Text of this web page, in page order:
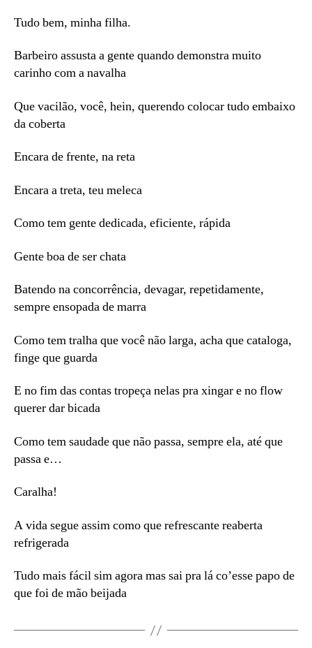
Tudo bem, minha filha.
Barbeiro assusta a gente quando demonstra muito
carinho com a navalha
Que vacilão, você, hein, querendo colocar tudo embaixo
da coberta
Encara de frente, na reta
Encara a treta, teu meleca
Como tem gente dedicada, eficiente, rápida
Gente boa de ser chata
Batendo na concorrência, devagar, repetidamente,
sempre ensopada de marra
Como tem tralha que você não larga, acha que cataloga,
finge que guarda
E no fim das contas tropeça nelas pra xingar e no flow
querer dar bicada
Como tem saudade que não passa, sempre ela, até que
passa e…
Caralha!
A vida segue assim como que refrescante reaberta
refrigerada
Tudo mais fácil sim agora mas sai pra lá co’esse papo de
que foi de mão beijada